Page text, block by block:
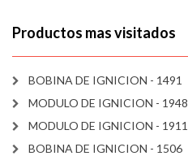
Productos mas visitados
BOBINA DE IGNICION - 1491
MODULO DE IGNICION - 1948
MODULO DE IGNICION - 1911
BOBINA DE IGNICION - 1506